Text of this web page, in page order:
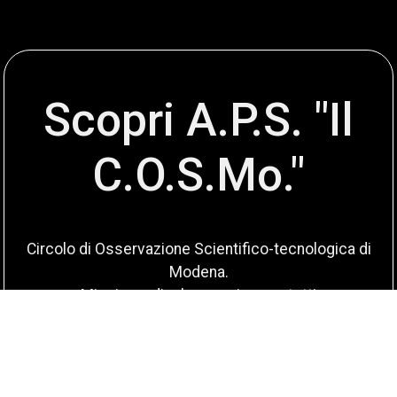
Scopri A.P.S. "Il
C.O.S.Mo."
Circolo di Osservazione Scientifico-tecnologica di
Modena.
Missione: divulgare scienza a tutti